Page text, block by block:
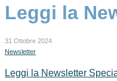
Leggi la
31 Ottobre 2024
Newsletter
Leggi la Newsletter